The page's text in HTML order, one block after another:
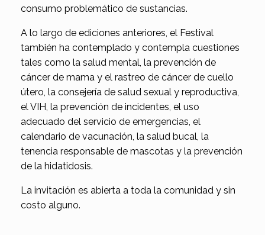
consumo problemático de sustancias.
A lo largo de ediciones anteriores, el Festival
también ha contemplado y contempla cuestiones
tales como la salud mental, la prevención de
cáncer de mama y el rastreo de cáncer de cuello
útero, la consejería de salud sexual y reproductiva,
el VIH, la prevención de incidentes, el uso
adecuado del servicio de emergencias, el
calendario de vacunación, la salud bucal, la
tenencia responsable de mascotas y la prevención
de la hidatidosis.
La invitación es abierta a toda la comunidad y sin
costo alguno.